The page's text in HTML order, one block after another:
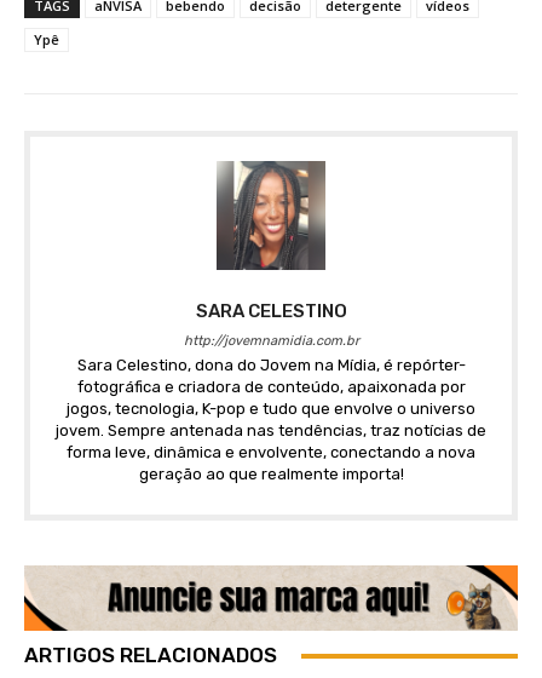
TAGS aNVISA bebendo decisão detergente
vídeos
Ypê
SARA CELESTINO
http://jovemnamidia.com.br
Sara Celestino, dona do Jovem na Mídia, é repórter-
fotográfica e criadora de conteúdo, apaixonada por
jogos, tecnologia, K-pop e tudo que envolve o universo
jovem. Sempre antenada nas tendências, traz notícias de
forma leve, dinâmica e envolvente, conectando a nova
geração ao que realmente importa!
ARTIGOS RELACIONADOS